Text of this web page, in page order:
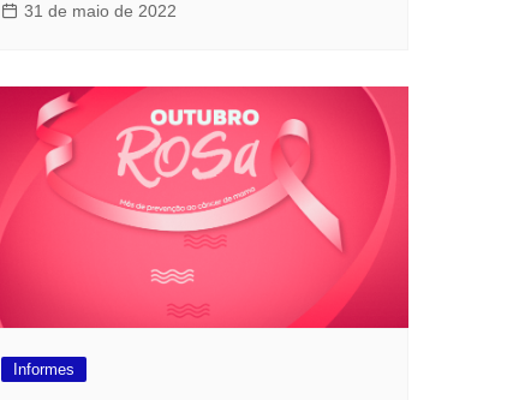
31 de maio de 2022
Informes